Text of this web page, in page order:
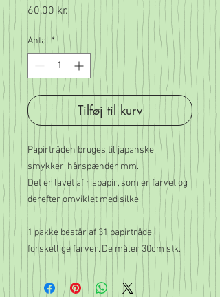
60,00 kr. Pris
Antal *
Tilføj til kurv
Papirtråden bruges til japanske
smykker, hårspænder mm.
Det er lavet af rispapir, som er farvet og
derefter omviklet med silke.
1 pakke består af 31 papirtråde i
forskellige farver. De måler 30cm stk.